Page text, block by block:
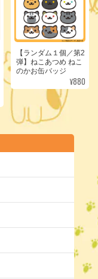
【ランダム１個／第2
弾】ねこあつめ ねこ
のかお缶バッジ
¥880